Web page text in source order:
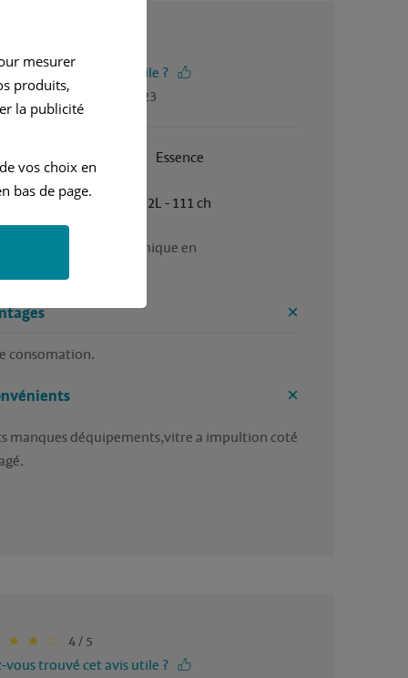
vous trouvé cet avis utile ?
par Rene, en août 2023
Janvier 2016 Essence
Manuelle 1.2L - 111 ch
confortable, économique en
consomation.
manques déquipements,vitre a impultion coté
4 / 5
vous trouvé cet avis utile ?
mesurer
produits,
la publicité
vos choix en
bas de page.